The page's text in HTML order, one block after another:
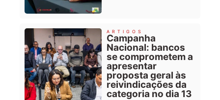
ARTIGOS
Campanha
Nacional: bancos
se comprometem a
apresentar
proposta geral às
reivindicações da
categoria no dia 13